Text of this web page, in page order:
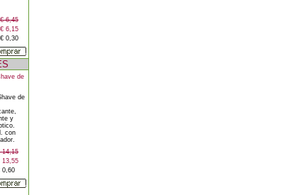
€ 6,45
€ 6,15
€ 0,30
de
de
y
con
14,15
13,55
0,60